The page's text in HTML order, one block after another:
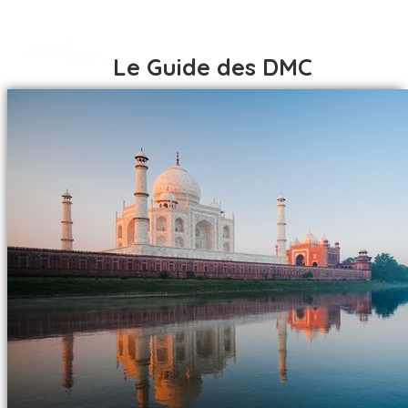
Le Guide des DMC
DESTINATIONS
AFRIQUE
AFRIQUE DU SUD
ALGÉRIE
BÉNIN
BOTSWANA
BURKINA FASO
CÔTE D IVOIRE
ACCUEIL
DESTINATIONS
AFRIQUE
AFRIQUE DU SUD
ALGÉRIE
BÉNIN